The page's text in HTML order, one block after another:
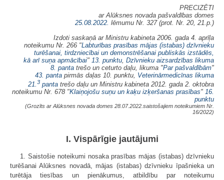
PRECIZĒTI
ar Alūksnes novada pašvaldības domes
25.08.2022. lēmumu Nr. 327 (prot. Nr. 20, 21.p.)
Izdoti saskaņā ar Ministru kabineta 2006. gada 4. aprīļa
noteikumu Nr. 266 "Labturības prasības mājas (istabas) dzīvnieku
turēšanai, tirdzniecībai un demonstrēšanai publiskās izstādēs,
kā arī suņa apmācībai" 13. punktu Dzīvnieku aizsardzības likuma
8. panta trešo un ceturto daļu, likuma "Par pašvaldībām"
43. panta pirmās daļas 10. punktu, Veterinārmedicīnas likuma
21.3 panta trešo daļu un Ministru kabineta 2012. gada 2. oktobra
noteikumu Nr. 678 "Klaiņojošu suņu un kaķu izķeršanas prasības" 16.
punktu
(Grozīts ar Alūksnes novada domes 28.07.2022.saistošajiem noteikumiem Nr.
16/2022)
I. Vispārīgie jautājumi
1. Saistošie noteikumi nosaka prasības mājas (istabas) dzīvnieku
turēšanai Alūksnes novadā, mājas (istabas) dzīvnieku īpašnieka un
turētāja tiesības un pienākumus, atbildību par noteikumu